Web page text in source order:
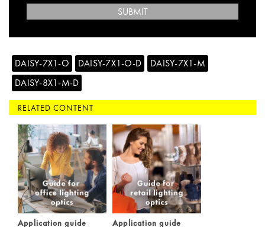
SUBMIT
DAISY-7X1-O DAISY-7X1-O-D
DAISY-7X1-M
DAISY-8X1-M-D
RELATED CONTENT
Application guide Application guide